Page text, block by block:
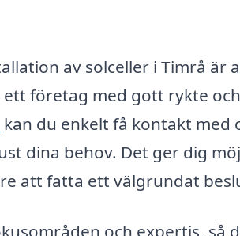
av solceller i Timrå är
företag med gott rykte
kan du enkelt få kontakt
dina behov. Det ger dig
att fatta ett välgrundat
och expertis, så